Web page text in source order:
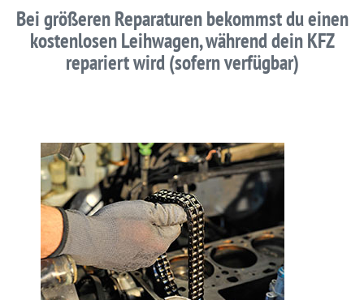
Bei größeren Reparaturen bekommst du einen
kostenlosen Leihwagen, während dein KFZ
repariert wird (sofern verfügbar)